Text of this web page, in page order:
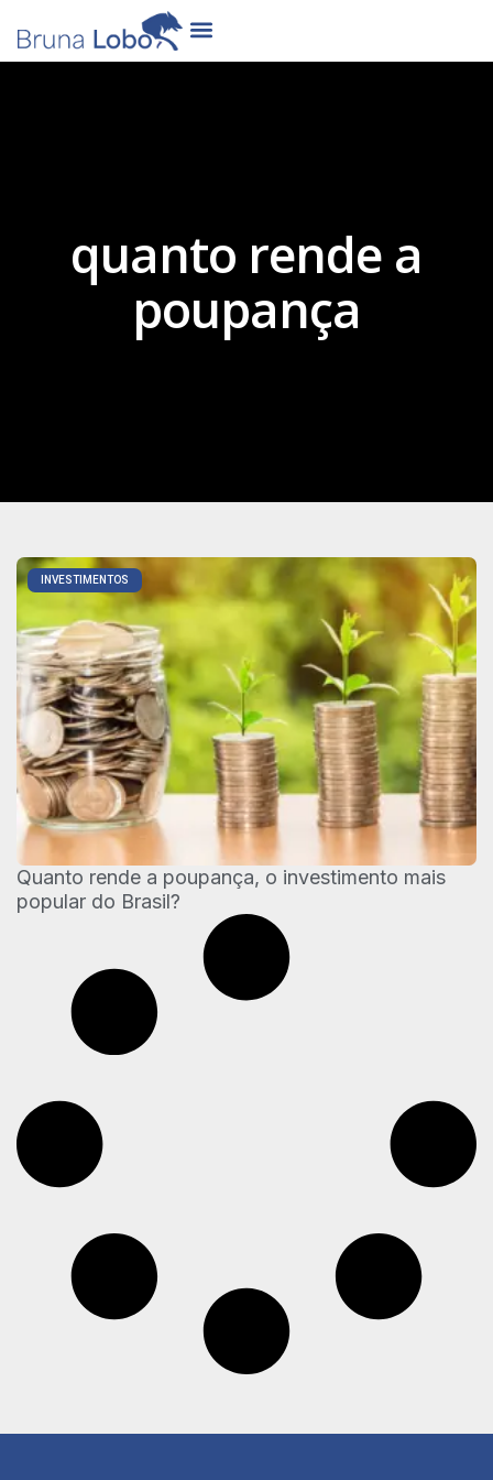
quanto rende a
poupança
INVESTIMENTOS
Quanto rende a poupança, o investimento mais
popular do Brasil?